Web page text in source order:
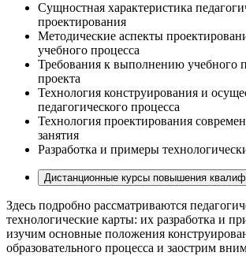
Сущностная характеристика
проектирования
Методические аспекты
учебного процесса
Требования к выполнению учебного
проекта
Технология конструирования и
педагогического процесса
Технология проектирования
занятия
Разработка и примеры
Дистанционные курсы повышения
Здесь подробно рассматриваются
технологические карты: их разработка и
изучим основные положения
образовательного процесса и заострим